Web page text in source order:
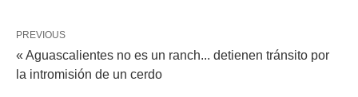
PREVIOUS
« Aguascalientes no es un ranch... detienen tránsito por
la intromisión de un cerdo